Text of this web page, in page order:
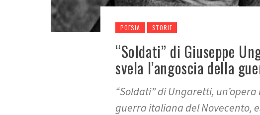
POESIA STORIE
“Soldati” di Giuseppe
svela l’angoscia della
“Soldati” di Ungaretti,
guerra italiana del Novecento,